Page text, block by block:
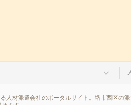
人材派遣会社のポータルサイト。堺市西区の